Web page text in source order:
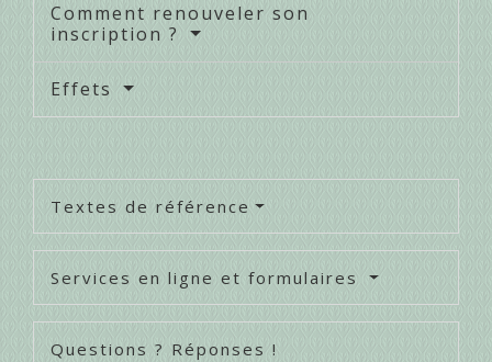
Comment renouveler son
inscription ?
Effets
Textes de référence
Services en ligne et formulaires
Questions ? Réponses !